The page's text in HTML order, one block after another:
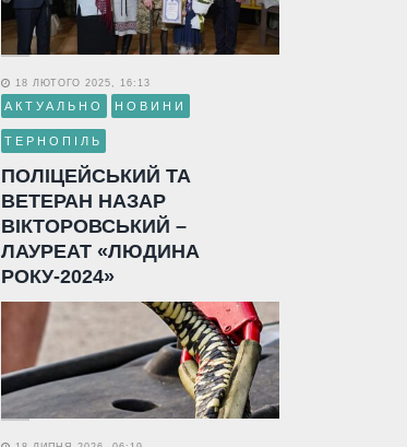
18 ЛЮТОГО 2025, 16:13
АКТУАЛЬНО НОВИНИ
ТЕРНОПІЛЬ
ПОЛІЦЕЙСЬКИЙ ТА
ВЕТЕРАН НАЗАР
ВІКТОРОВСЬКИЙ –
ЛАУРЕАТ «ЛЮДИНА
РОКУ-2024»